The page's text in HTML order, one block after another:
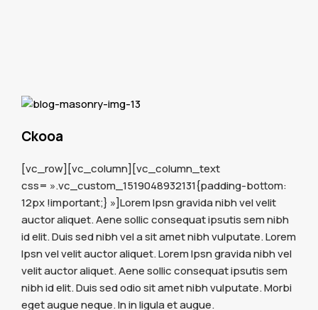
Ckooa
[vc_row][vc_column][vc_column_text
css= ».vc_custom_1519048932131{padding-bottom:
12px !important;} »]Lorem Ipsn gravida nibh vel velit
auctor aliquet. Aene sollic consequat ipsutis sem nibh
id elit. Duis sed nibh vel a sit amet nibh vulputate. Lorem
Ipsn vel velit auctor aliquet. Lorem Ipsn gravida nibh vel
velit auctor aliquet. Aene sollic consequat ipsutis sem
nibh id elit. Duis sed odio sit amet nibh vulputate. Morbi
eget augue neque. In in ligula et augue.